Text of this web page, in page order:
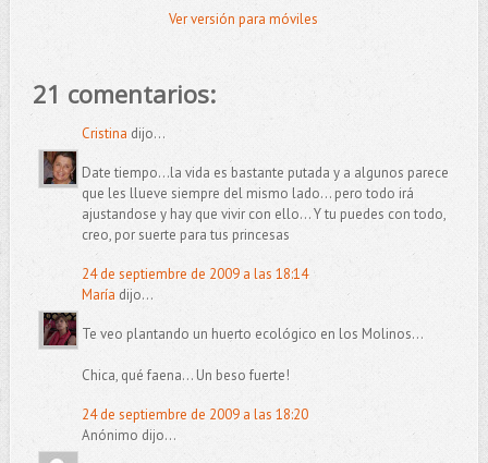
Ver versión para móviles
21 comentarios:
Cristina dijo...
Date tiempo...la vida es bastante putada y a algunos parece
que les llueve siempre del mismo lado... pero todo irá
ajustandose y hay que vivir con ello... Y tu puedes con todo,
creo, por suerte para tus princesas
24 de septiembre de 2009 a las 18:14
María dijo...
Te veo plantando un huerto ecológico en los Molinos...
Chica, qué faena... Un beso fuerte!
24 de septiembre de 2009 a las 18:20
Anónimo dijo...